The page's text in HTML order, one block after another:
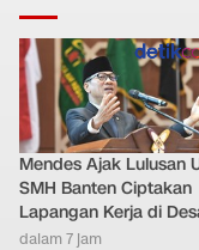
Mendes Ajak Lulusan
SMH Banten Ciptakan
Lapangan Kerja di
dalam 7 jam